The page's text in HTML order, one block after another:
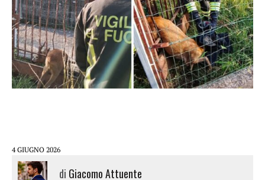
4 GIUGNO 2026
di Giacomo Attuente